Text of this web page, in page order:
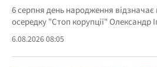
6 серпня день народження відзначає
осередку "Стоп корупції" Олександр
6.08.2026 08:05